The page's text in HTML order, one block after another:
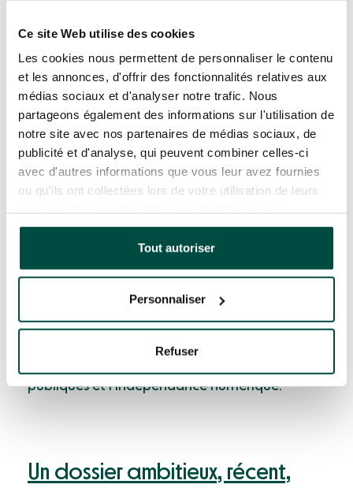
Ce site Web utilise des cookies
Les cookies nous permettent de personnaliser le contenu
et les annonces, d'offrir des fonctionnalités relatives aux
médias sociaux et d'analyser notre trafic. Nous
partageons également des informations sur l'utilisation de
notre site avec nos partenaires de médias sociaux, de
publicité et d'analyse, qui peuvent combiner celles-ci
avec d'autres informations que vous leur avez fournies
ou qu'ils ont collectées lors de votre utilisation de leurs
continuez à utiliser notre site Web.
Tout autoriser
Personnaliser
Refuser
Lors du colloque que nous organisons à
l’Assemblée nationale le 30/03, Les
Interconnectés partageront les attentes des
collectivités auprès de parlementaires et des
représentants du CSF. L’objectif est de poser
les bases d’un engagement des acteurs publics
et privés à travers la mise en place de cadres
de référence partagés et l’organisation
d’échanges réguliers.
développement économique, ne sont pas en
opposition avec les entreprises. Mais elles
recherchent des solutions adaptées à leurs
besoins, dans une logique de co-construction.
Cette articulation vise à faire émerger des
offres pertinentes et à structurer durablement
publiques et l’indépendance numérique.
Un dossier ambitieux, récent,